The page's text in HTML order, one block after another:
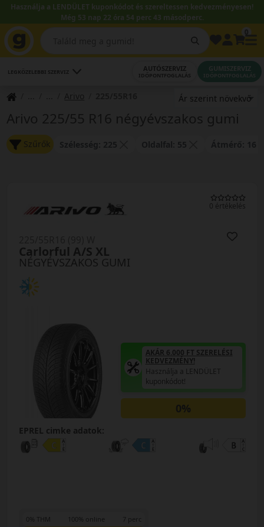
Használja a LENDÜLET kuponkódot és szereltessen kedvezményesen!
Még 53 nap 22 óra 54 perc 43 másodperc.
LEGKÖZELEBBI SZERVIZ AUTÓSZERVIZ
IDŐPONTFOGLALÁS
GUMISZERVIZ
IDŐPONTFOGLALÁS
Arivo
Arivo 225/55 R16 négyévszakos gumi
Szűrők
0 értékelés
NÉGYÉVSZAKOS GUMI
Carlorful A/S XL
AKÁR 6.000 FT SZERELÉSI
KEDVEZMÉNY!
Használja a LENDÜLET
kuponkódot!
0%
EPREL cimke adatok:
0% THM 100% online 7 perc